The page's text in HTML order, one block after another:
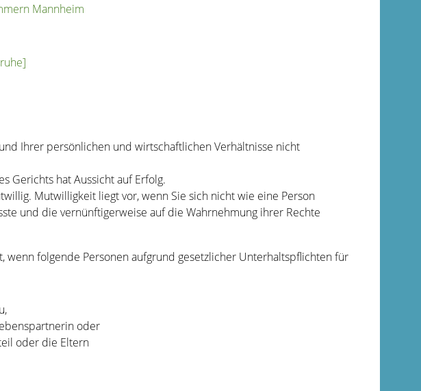
Mannheim
Ihrer persönlichen und wirtschaftlichen Verhältnisse nicht
Gerichts hat Aussicht auf Erfolg.
Mutwilligkeit liegt vor, wenn Sie sich nicht wie eine Person
und die vernünftigerweise auf die Wahrnehmung ihrer Rechte
wenn folgende Personen aufgrund gesetzlicher Unterhaltspflichten für
oder
oder die Eltern